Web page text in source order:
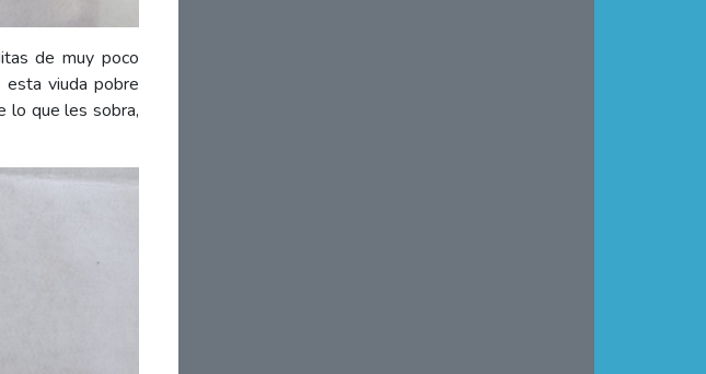
de muy poco
viuda pobre
lo que les sobra,